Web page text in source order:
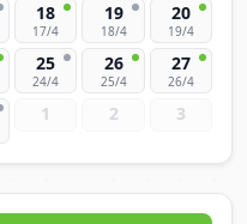
18
17/4
19
18/4
20
19/4
25
24/4
26
25/4
27
26/4
1 2 3